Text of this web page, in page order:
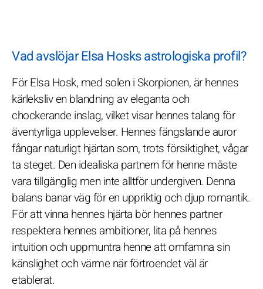
Vad avslöjar Elsa Hosks astrologiska profil?
För Elsa Hosk, med solen i Skorpionen, är hennes
kärleksliv en blandning av eleganta och
chockerande inslag, vilket visar hennes talang för
äventyrliga upplevelser. Hennes fängslande auror
fångar naturligt hjärtan som, trots försiktighet, vågar
ta steget. Den idealiska partnern för henne måste
vara tillgänglig men inte alltför undergiven. Denna
balans banar väg för en uppriktig och djup romantik.
För att vinna hennes hjärta bör hennes partner
respektera hennes ambitioner, lita på hennes
intuition och uppmuntra henne att omfamna sin
känslighet och värme när förtroendet väl är
etablerat.